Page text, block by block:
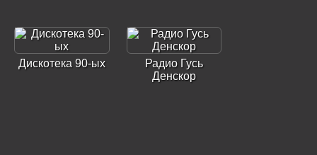
Дискотека 90-ых
Радио Гусь
Денскор